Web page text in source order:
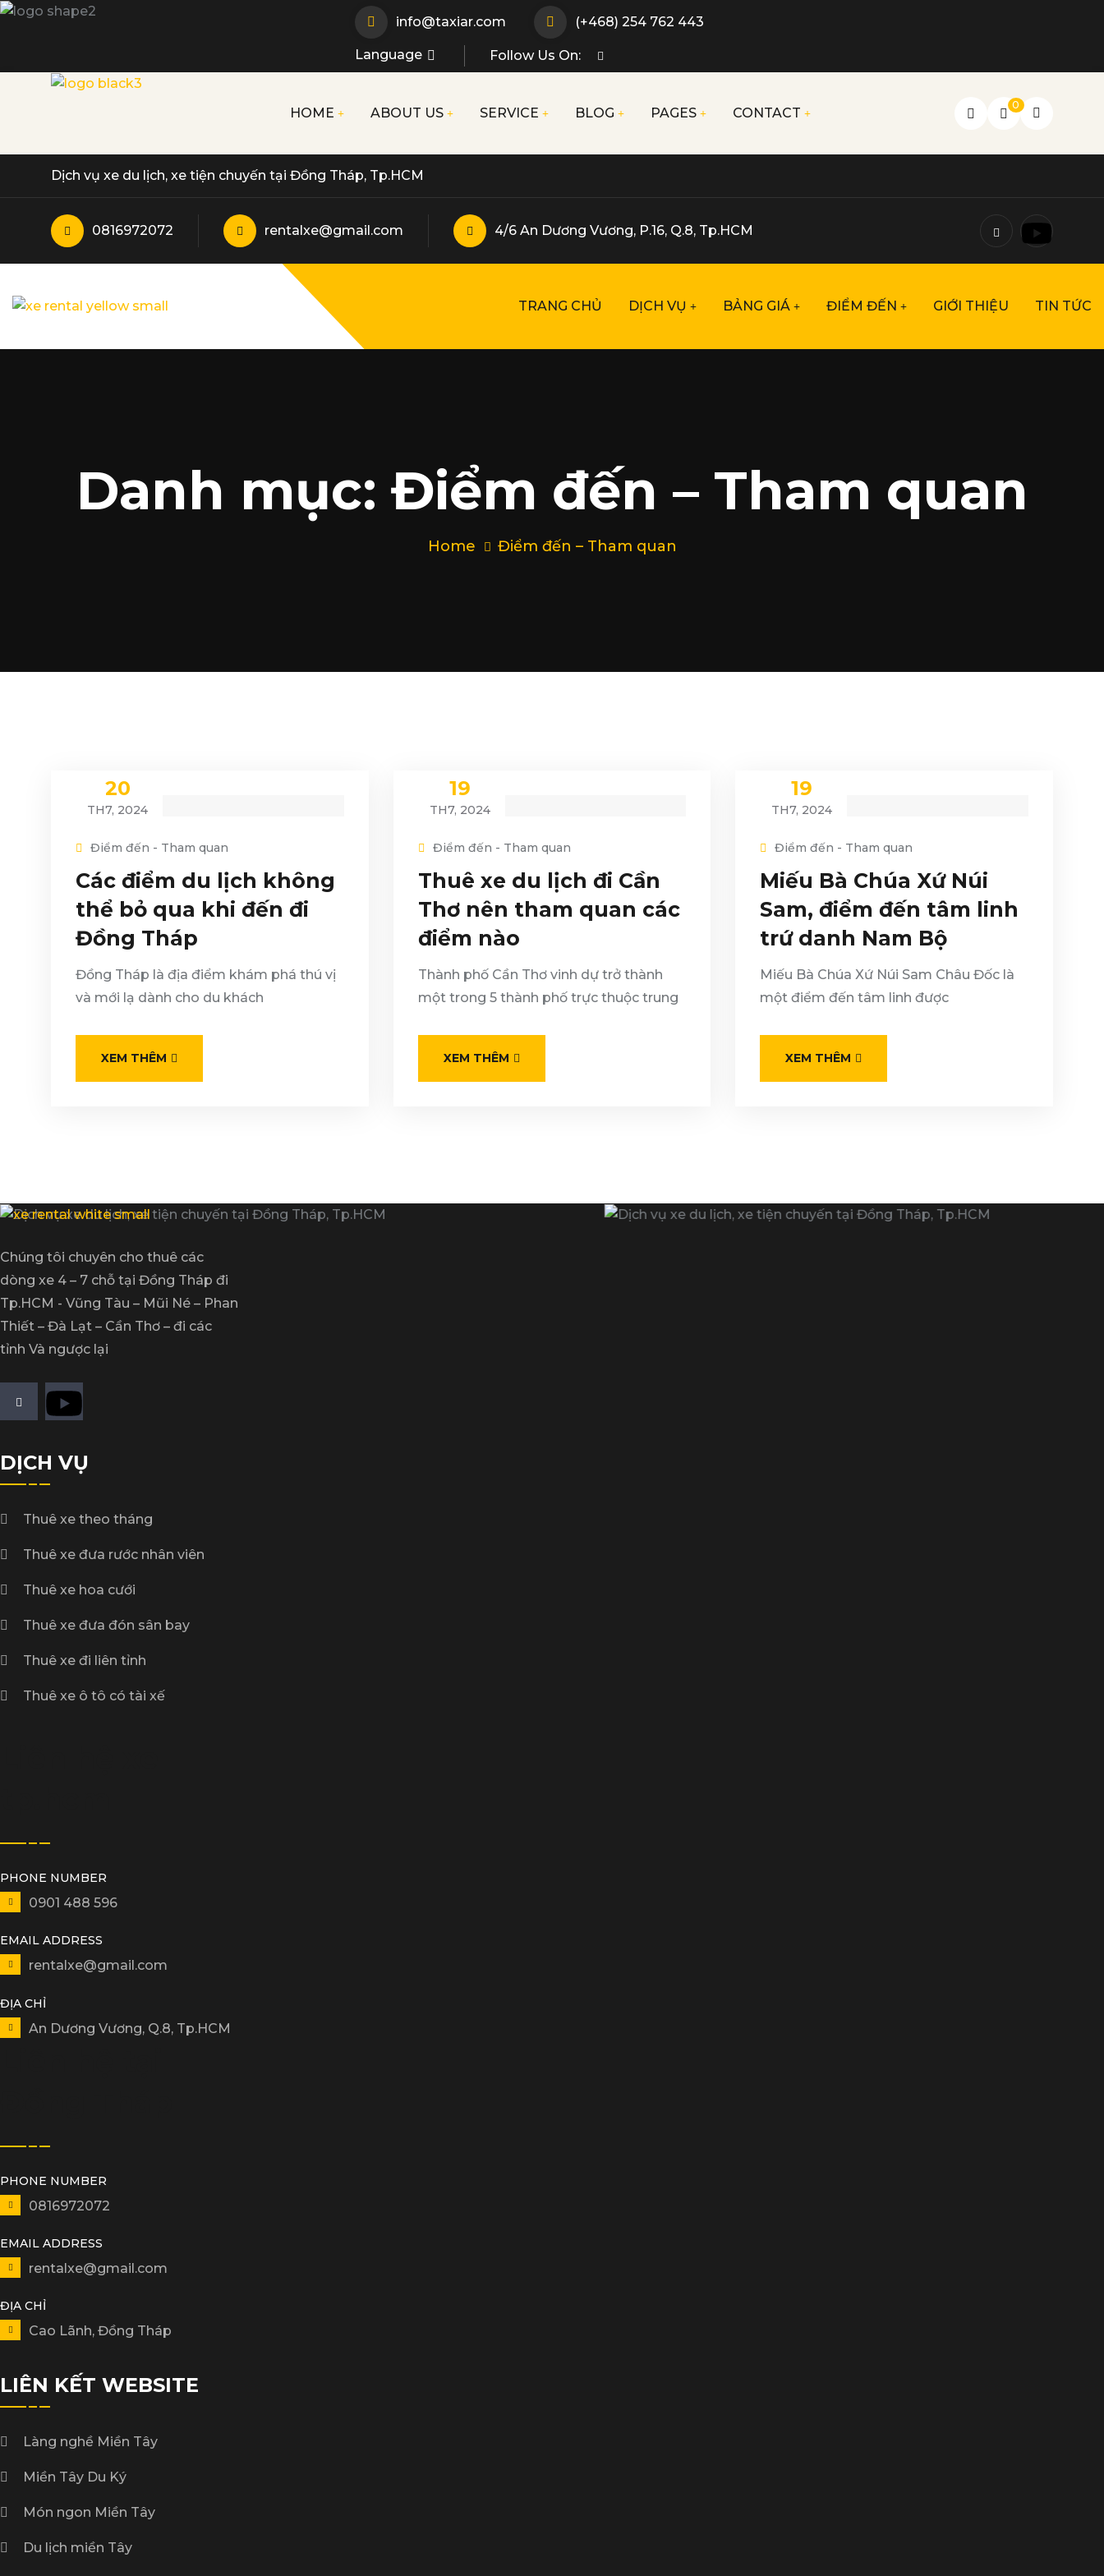
info@taxiar.com (+468) 254 762 443
Language Follow Us On:
HOME ABOUT US SERVICE BLOG PAGES CONTACT
0
Dịch vụ xe du lịch, xe tiện chuyến tại Đồng Tháp, Tp.HCM
0816972072 rentalxe@gmail.com 4/6 An Dương Vương, P.16, Q.8, Tp.HCM
TRANG CHỦ DỊCH VỤ BẢNG GIÁ ĐIỂM ĐẾN GIỚI THIỆU TIN TỨC
Danh mục: Điểm đến – Tham quan
Home Điểm đến – Tham quan
20
TH7, 2024
Điểm đến - Tham quan
Các điểm du lịch không
thể bỏ qua khi đến đi
Đồng Tháp
Đồng Tháp là địa điểm khám phá thú vị
và mới lạ dành cho du khách
XEM THÊM
19
TH7, 2024
Điểm đến - Tham quan
Thuê xe du lịch đi Cần
Thơ nên tham quan các
điểm nào
Thành phố Cần Thơ vinh dự trở thành
một trong 5 thành phố trực thuộc trung
XEM THÊM
19
TH7, 2024
Điểm đến - Tham quan
Miếu Bà Chúa Xứ Núi
Sam, điểm đến tâm linh
trứ danh Nam Bộ
Miếu Bà Chúa Xứ Núi Sam Châu Đốc là
một điểm đến tâm linh được
XEM THÊM
Chúng tôi chuyên cho thuê các
dòng xe 4 – 7 chỗ tại Đồng Tháp đi
Tp.HCM - Vũng Tàu – Mũi Né – Phan
Thiết – Đà Lạt – Cần Thơ – đi các
tỉnh Và ngược lại
DỊCH VỤ
Thuê xe theo tháng
Thuê xe đưa rước nhân viên
Thuê xe hoa cưới
Thuê xe đưa đón sân bay
Thuê xe đi liên tỉnh
Thuê xe ô tô có tài xế
PHONE NUMBER
0901 488 596
EMAIL ADDRESS
rentalxe@gmail.com
ĐỊA CHỈ
An Dương Vương, Q.8, Tp.HCM
PHONE NUMBER
0816972072
EMAIL ADDRESS
rentalxe@gmail.com
ĐỊA CHỈ
Cao Lãnh, Đồng Tháp
LIÊN KẾT WEBSITE
Làng nghề Miền Tây
Miền Tây Du Ký
Món ngon Miền Tây
Du lịch miền Tây